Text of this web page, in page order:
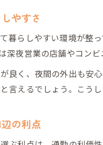
夜
行
生活リ
夜
やすさ
暮らしやすい環境が整
深夜営業の店舗やコン
良く、夜間の外出も安
言えるでしょう。こう
の利点